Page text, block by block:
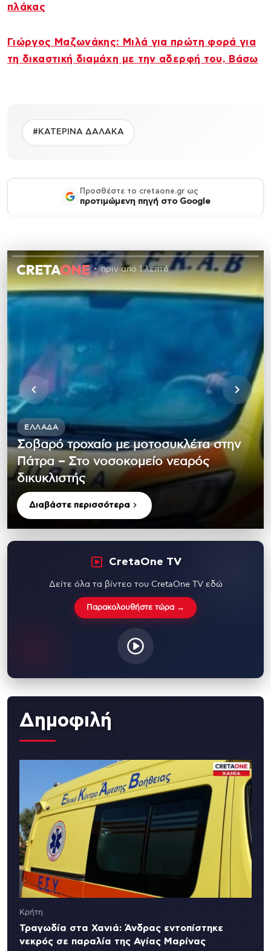
πλάκας
Γιώργος Μαζωνάκης: Μιλά για πρώτη φορά για
τη δικαστική διαμάχη με την αδερφή του, Βάσω
#ΚΑΤΕΡΙΝΑ ΔΑΛΑΚΑ
Προσθέστε το cretaone.gr ως
προτιμώμενη πηγή στο Google
πριν από 1 λεπτό
ΕΛΛΆΔΑ
Σοβαρό τροχαίο με μοτοσυκλέτα στην
Πάτρα – Στο νοσοκομείο νεαρός
δικυκλιστής
Διαβάστε περισσότερα
CretaOne TV
Δείτε όλα τα βίντεο του CretaOne TV εδώ
Παρακολουθήστε τώρα →
Δημοφιλή
Κρήτη
Τραγωδία στα Χανιά: Άνδρας εντοπίστηκε
νεκρός σε παραλία της Αγίας Μαρίνας